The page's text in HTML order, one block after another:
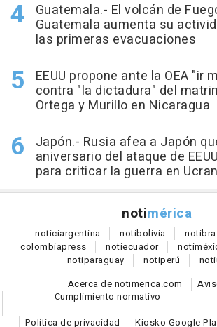
Guatemala.- El volcán de
Guatemala aumenta su
las primeras evacuaciones
EEUU propone ante la OEA "ir
contra "la dictadura" del
Ortega y Murillo en Nicaragua
Japón.- Rusia afea a Japón
aniversario del ataque de
para criticar la guerra en
notimérica
noticiargentina notibolivia noti
colombiapress notiecuador noti
notiparaguay notiperú noti
Acerca de notimerica.com
Cumplimiento normativo
Política de privacidad
Kiosko Google